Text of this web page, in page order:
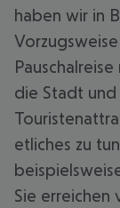
haben wir in
die Stadt
etliches zu
Sie erreichen